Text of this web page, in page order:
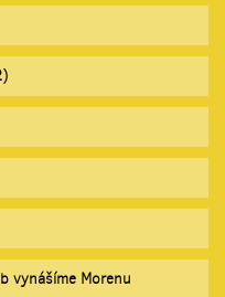
vynášíme Morenu